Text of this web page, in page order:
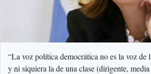
“La voz política democrática no es la voz de
y ni siquiera la de una clase (dirigente,